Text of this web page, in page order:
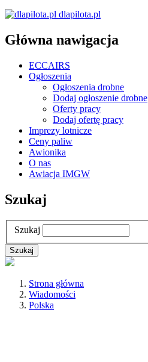
dlapilota.pl
Główna nawigacja
ECCAIRS
Ogłoszenia
Ogłoszenia drobne
Dodaj ogłoszenie drobne
Oferty pracy
Dodaj ofertę pracy
Imprezy lotnicze
Ceny paliw
Awionika
O nas
Awiacja IMGW
Szukaj
Szukaj
Strona główna
Wiadomości
Polska